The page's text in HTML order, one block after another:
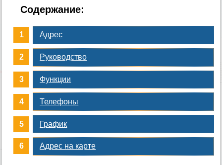
Содержание:
Адрес
Руководство
Функции
Телефоны
График
Адрес на карте